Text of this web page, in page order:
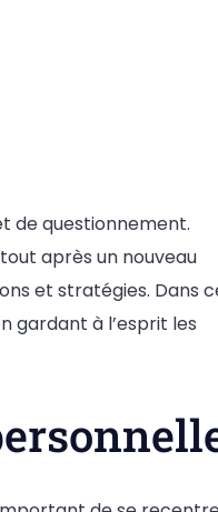
de questionnement.
après un nouveau
et stratégies. Dans
gardant à l’esprit les